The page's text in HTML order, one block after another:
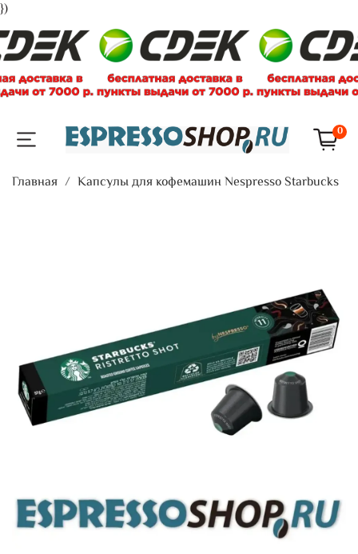
})
0
Главная Капсулы для кофемашин Nespresso Starbucks